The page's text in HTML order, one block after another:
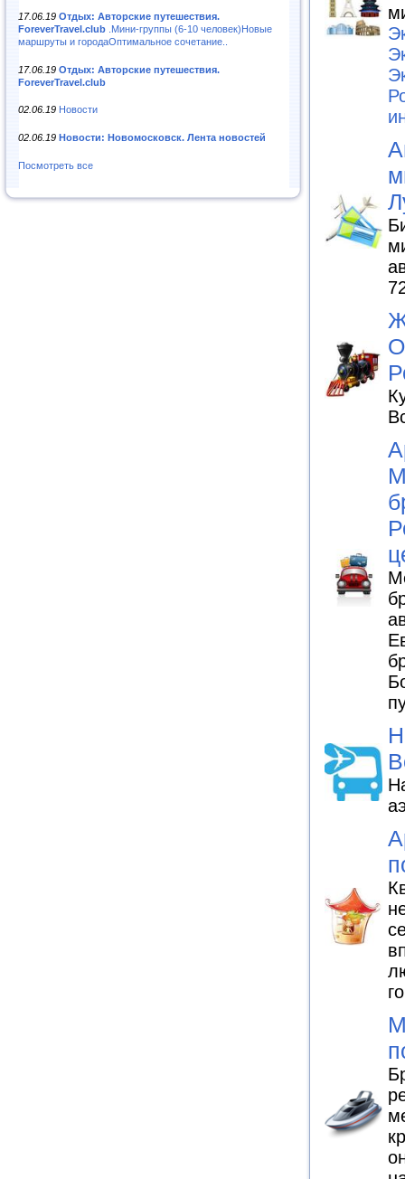
17.06.19 Отдых: Авторские путешествия.
ForeverTravel.club .Мини-группы (6-10 человек)Новые
маршруты и городаОптимальное сочетание..
17.06.19 Отдых: Авторские путешествия.
ForeverTravel.club
02.06.19 Новости
02.06.19 Новости: Новомосковск. Лента новостей
Посмотреть все